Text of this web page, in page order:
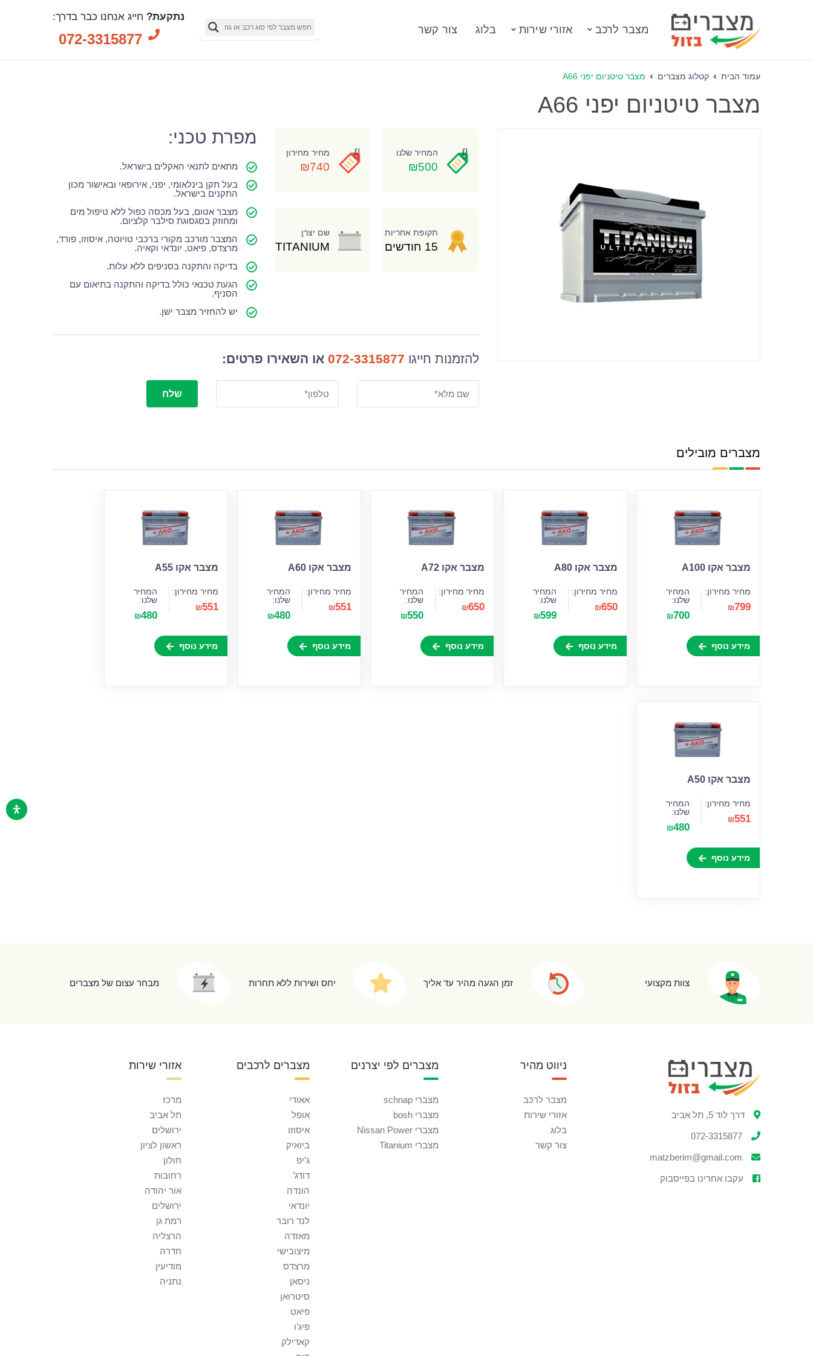
072-3315877
נתקעת? חייג אנחנו כבר בדרך:
מצבר לרכב אזורי שירות בלוג צור קשר
עמוד הבית קטלוג מצברים מצבר טיטניום יפני A66
מצבר טיטניום יפני A66
המחיר שלנו
₪500
מחיר מחירון
₪740
תקופת אחריות
15 חודשים
שם יצרן
TITANIUM
מפרת טכני:
מתאים לתנאי האקלים בישראל.
בעל תקן בינלאומי, יפני, אירופאי ובאישור מכון
התקנים בישראל.
מצבר אטום, בעל מכסה כפול ללא טיפול מים
ומחוזק בסגסוגת סילבר קלציום.
המצבר מורכב מקורי ברכבי טויוטה, איסוזו, פורד,
מרצדס, פיאט, יונדאי וקאיה.
בדיקה והתקנה בסניפים ללא עלות.
הגעת טכנאי כולל בדיקה והתקנה בתיאום עם
הסניף.
יש להחזיר מצבר ישן.
להזמנות חייגו 072-3315877 או השאירו פרטים:
שלח
מצברים מובילים
מצבר אקו A100
מחיר מחירון:
₪799
המחיר
שלנו:
₪700
מידע נוסף
מצבר אקו A80
מחיר מחירון:
₪650
המחיר
שלנו:
₪599
מידע נוסף
מצבר אקו A72
מחיר מחירון:
₪650
המחיר
שלנו:
₪550
מידע נוסף
מצבר אקו A60
מחיר מחירון:
₪551
המחיר
שלנו:
₪480
מידע נוסף
מצבר אקו A55
מחיר מחירון:
₪551
המחיר
שלנו:
₪480
מידע נוסף
מצבר אקו A50
מחיר מחירון:
₪551
המחיר
שלנו:
₪480
מידע נוסף
צוות מקצועי זמן הגעה מהיר עד אליך יחס ושירות ללא תחרות מבחר עצום של מצברים
דרך לוד 5, תל אביב
072-3315877
matzberim@gmail.com
עקבו אחרינו בפייסבוק
ניווט מהיר
מצבר לרכב
אזורי שירות
בלוג
צור קשר
מצברים לפי יצרנים
מצברי schnap
מצברי bosh
מצברי Nissan Power
מצברי Titanium
מצברים לרכבים
אאודי
אופל
איסוזו
ביואיק
ג’יפ
דודג’
הונדה
יונדאי
לנד רובר
מאזדה
מיצובישי
מרצדס
ניסאן
סיטרואן
פיאט
פיג’ו
קאדילק
אזורי שירות
מרכז
תל אביב
ירושלים
ראשון לציון
חולון
רחובות
אור יהודה
ירושלים
רמת גן
הרצליה
חדרה
מודיעין
נתניה